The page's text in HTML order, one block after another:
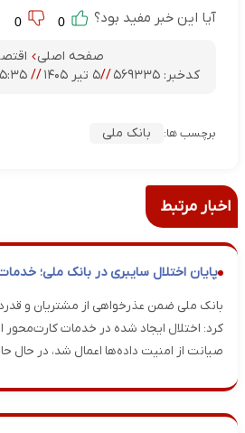
آیا این خبر مفید بود؟
صفحه اصلی
کدخبر:۵۶۹۳۳۵ //۵ تیر ۱۴۰۵ //
برچسب ها: بانک ملی
اخبار مرتبط
پایان اختلال سایبری در بانک ملی؛
بانک ملی ضمن عذرخواهی از مشتریان و
کرد: اختلال ایجاد شده در خدمات کارت‌محور
صیانت از امنیت داده‌ها اعمال شد، در حال